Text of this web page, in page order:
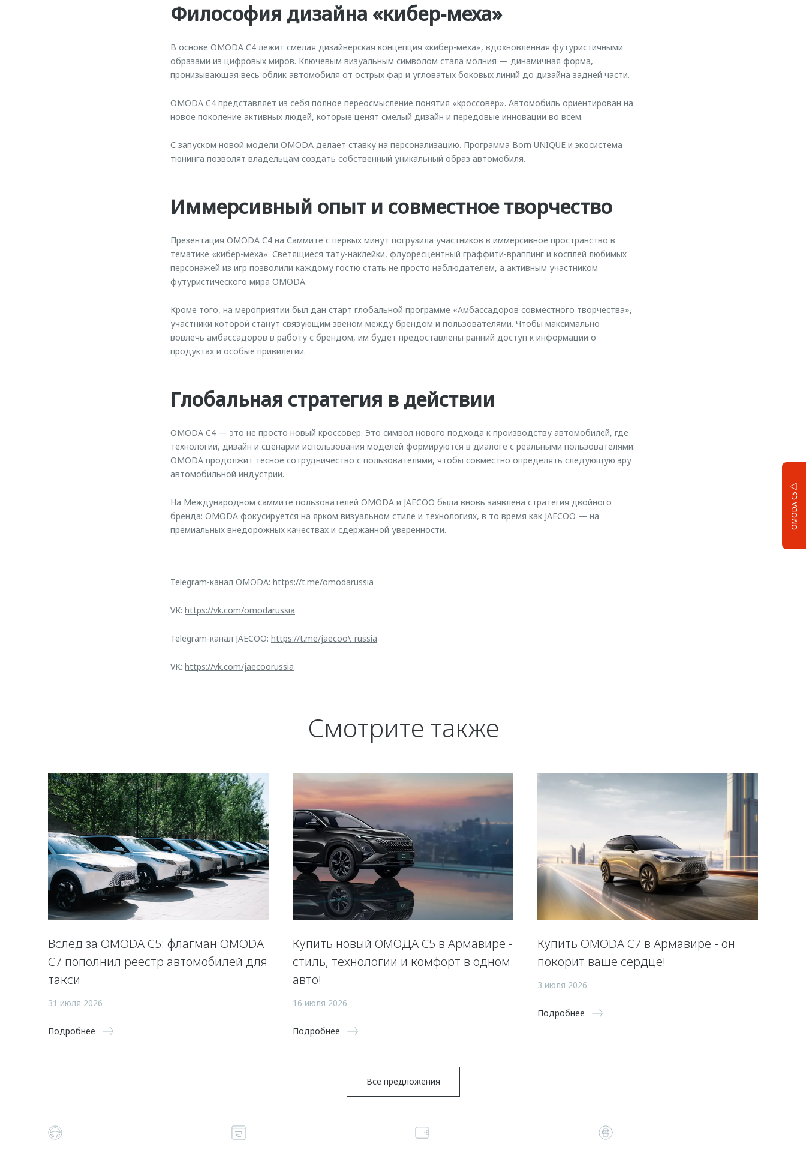
OMODA C5
Философия дизайна «кибер-меха»
В основе OMODA C4 лежит смелая дизайнерская концепция «кибер-меха», вдохновленная футуристичными
образами из цифровых миров. Ключевым визуальным символом стала молния — динамичная форма,
пронизывающая весь облик автомобиля от острых фар и угловатых боковых линий до дизайна задней части.
OMODA C4 представляет из себя полное переосмысление понятия «кроссовер». Автомобиль ориентирован на
новое поколение активных людей, которые ценят смелый дизайн и передовые инновации во всем.
С запуском новой модели OMODA делает ставку на персонализацию. Программа Born UNIQUE и экосистема
тюнинга позволят владельцам создать собственный уникальный образ автомобиля.
Иммерсивный опыт и совместное творчество
Презентация OMODA C4 на Саммите с первых минут погрузила участников в иммерсивное пространство в
тематике «кибер-меха». Светящиеся тату-наклейки, флуоресцентный граффити-враппинг и косплей любимых
персонажей из игр позволили каждому гостю стать не просто наблюдателем, а активным участником
футуристического мира OMODA.
Кроме того, на мероприятии был дан старт глобальной программе «Амбассадоров совместного творчества»,
участники которой станут связующим звеном между брендом и пользователями. Чтобы максимально
вовлечь амбассадоров в работу с брендом, им будет предоставлены ранний доступ к информации о
продуктах и особые привилегии.
Глобальная стратегия в действии
OMODA C4 — это не просто новый кроссовер. Это символ нового подхода к производству автомобилей, где
технологии, дизайн и сценарии использования моделей формируются в диалоге с реальными пользователями.
OMODA продолжит тесное сотрудничество с пользователями, чтобы совместно определять следующую эру
автомобильной индустрии.
На Международном саммите пользователей OMODA и JAECOO была вновь заявлена стратегия двойного
бренда: OMODA фокусируется на ярком визуальном стиле и технологиях, в то время как JAECOO — на
премиальных внедорожных качествах и сдержанной уверенности.
Telegram-канал OMODA: https://t.me/omodarussia
VK: https://vk.com/omodarussia
Telegram-канал JAECOO: https://t.me/jaecoo\_russia
VK: https://vk.com/jaecoorussia
Смотрите также
Вслед за OMODA C5: флагман OMODA
C7 пополнил реестр автомобилей для
такси
31 июля 2026
Подробнее
Купить новый ОМОДА С5 в Армавире -
стиль, технологии и комфорт в одном
авто!
16 июля 2026
Подробнее
Купить OMODA C7 в Армавире - он
покорит ваше сердце!
3 июля 2026
Подробнее
Все предложения